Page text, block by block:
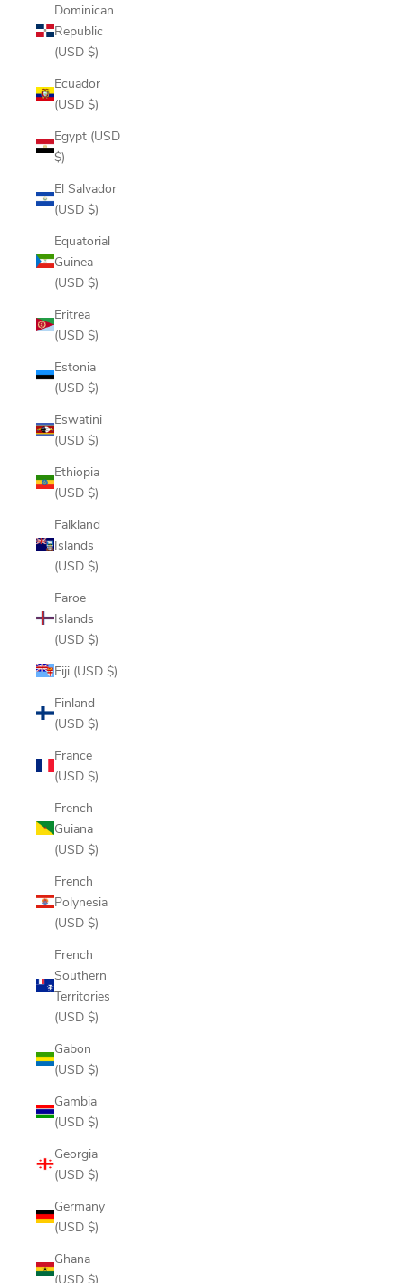
Dominican
Republic
(USD $)
Ecuador
(USD $)
Egypt (USD
$)
El Salvador
(USD $)
Equatorial
Guinea
(USD $)
Eritrea
(USD $)
Estonia
(USD $)
Eswatini
(USD $)
Ethiopia
(USD $)
Falkland
Islands
(USD $)
Faroe
Islands
(USD $)
Fiji (USD $)
Finland
(USD $)
France
(USD $)
French
Guiana
(USD $)
French
Polynesia
(USD $)
French
Southern
Territories
(USD $)
Gabon
(USD $)
Gambia
(USD $)
Georgia
(USD $)
Germany
(USD $)
Ghana
(USD $)